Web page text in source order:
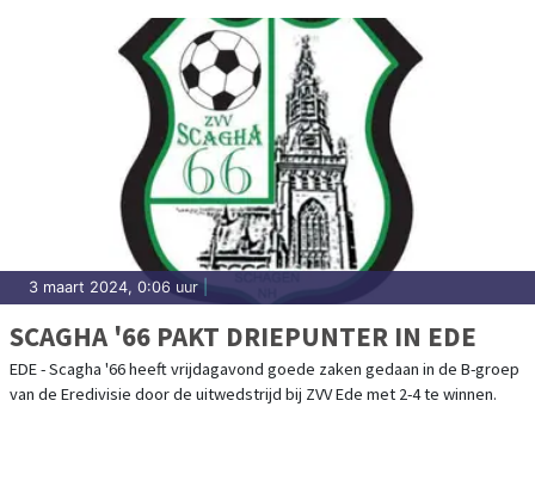
3 maart 2024, 0:06 uur|
SCAGHA '66 PAKT DRIEPUNTER IN EDE
EDE - Scagha '66 heeft vrijdagavond goede zaken gedaan in de B-groep
van de Eredivisie door de uitwedstrijd bij ZVV Ede met 2-4 te winnen.